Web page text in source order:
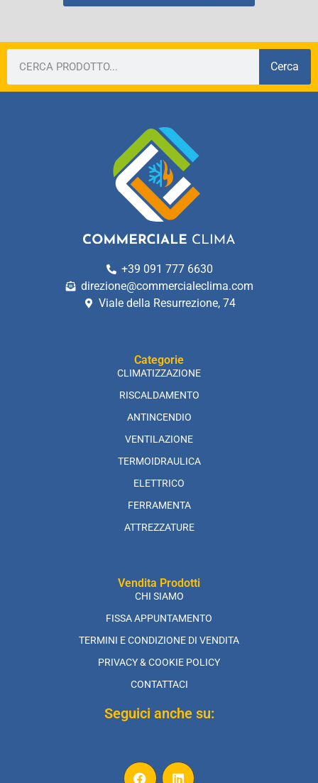
Cerca
+39 091 777 6630
direzione@commercialeclima.com
Viale della Resurrezione, 74
Categorie
CLIMATIZZAZIONE
RISCALDAMENTO
ANTINCENDIO
VENTILAZIONE
TERMOIDRAULICA
ELETTRICO
FERRAMENTA
ATTREZZATURE
Vendita Prodotti
CHI SIAMO
FISSA APPUNTAMENTO
TERMINI E CONDIZIONE DI VENDITA
PRIVACY & COOKIE POLICY
CONTATTACI
Seguici anche su: